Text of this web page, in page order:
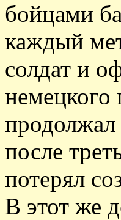
бойцами
каждый
солдат и
немецкого
продолжал
после
потерял
В этот же